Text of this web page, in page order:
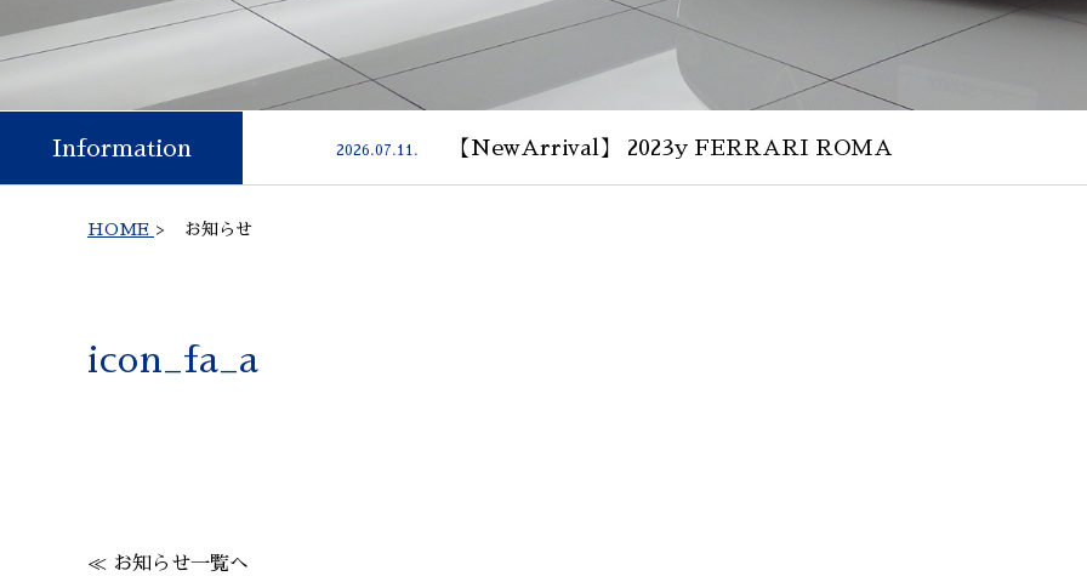
Information 2026.07.11. 【NewArrival】 2023y FERRARI ROMA
HOME > お知らせ
icon_fa_a
≪ お知らせ一覧へ